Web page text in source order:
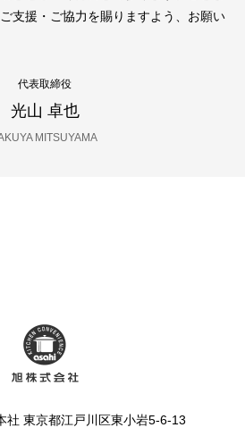
支援・ご協力を賜りますよう、お願い
代表取締役
光山 卓也
MITSUYAMA
社 東京都江戸川区東小岩5-6-13